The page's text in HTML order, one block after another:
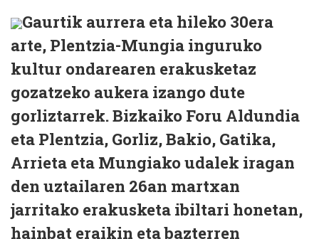
Gaurtik aurrera eta hileko 30era
arte, Plentzia-Mungia inguruko
kultur ondarearen erakusketaz
gozatzeko aukera izango dute
gorliztarrek. Bizkaiko Foru Aldundia
eta Plentzia, Gorliz, Bakio, Gatika,
Arrieta eta Mungiako udalek iragan
den uztailaren 26an martxan
jarritako erakusketa ibiltari honetan,
hainbat eraikin eta bazterren